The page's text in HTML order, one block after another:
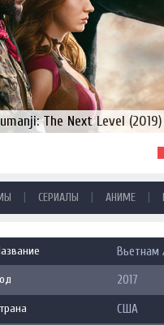
The Next Level (2019)
| СЕРИАЛЫ | АНИМЕ |
Вьетнам
2017
США